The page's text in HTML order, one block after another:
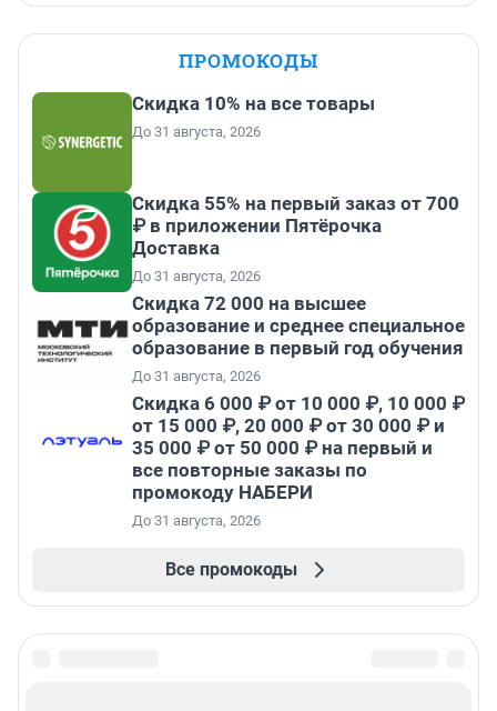
ПРОМОКОДЫ
Скидка 10% на все товары
До 31 августа, 2026
Скидка 55% на первый заказ от 700
₽ в приложении Пятёрочка
Доставка
До 31 августа, 2026
Скидка 72 000 на высшее
образование и среднее специальное
образование в первый год обучения
До 31 августа, 2026
Скидка 6 000 ₽ от 10 000 ₽, 10 000 ₽
от 15 000 ₽, 20 000 ₽ от 30 000 ₽ и
35 000 ₽ от 50 000 ₽ на первый и
все повторные заказы по
промокоду НАБЕРИ
До 31 августа, 2026
Все промокоды